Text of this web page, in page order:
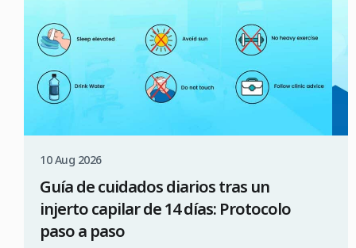
10 Aug 2026
Guía de cuidados diarios tras un
injerto capilar de 14 días: Protocolo
paso a paso